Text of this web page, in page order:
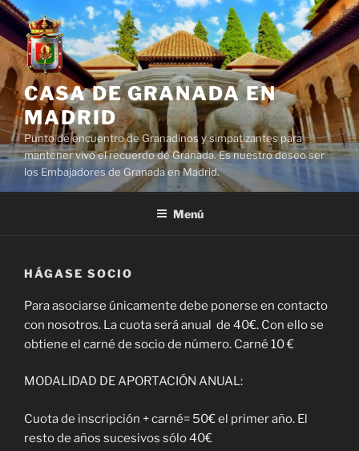
Saltar
al
contenido
CASA DE GRANADA EN
MADRID
Punto de encuentro de Granadinos y simpatizantes para
mantener vivo el recuerdo de Granada. Es nuestro deseo ser
los Embajadores de Granada en Madrid.
Menú
HÁGASE SOCIO
Para asociarse únicamente debe ponerse en contacto
con nosotros. La cuota será anual de 40€. Con ello se
obtiene el carné de socio de número. Carné 10 €
MODALIDAD DE APORTACIÓN ANUAL:
Cuota de inscripción + carné= 50€ el primer año. El
resto de años sucesivos sólo 40€